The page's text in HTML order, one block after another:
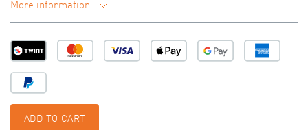
More information
ADD TO CART